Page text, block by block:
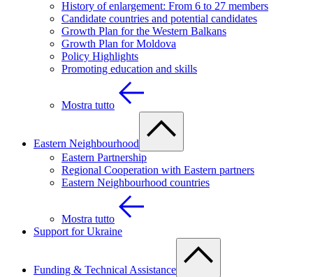
History of enlargement: From 6 to 27 members
Candidate countries and potential candidates
Growth Plan for the Western Balkans
Growth Plan for Moldova
Policy Highlights
Promoting education and skills
Mostra tutto
Eastern Neighbourhood
Eastern Partnership
Regional Cooperation with Eastern partners
Eastern Neighbourhood countries
Mostra tutto
Support for Ukraine
Funding & Technical Assistance